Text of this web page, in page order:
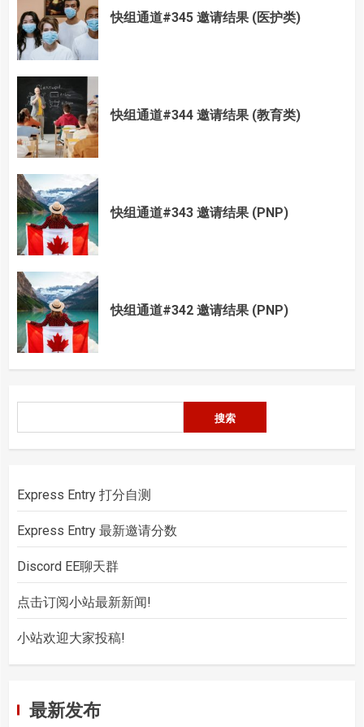
快组通道#345 邀请结果 (医护类)
快组通道#344 邀请结果 (教育类)
快组通道#343 邀请结果 (PNP)
快组通道#342 邀请结果 (PNP)
索
搜索
Express Entry 打分自测
Express Entry 最新邀请分数
Discord EE聊天群
点击订阅小站最新新闻!
小站欢迎大家投稿!
最新发布